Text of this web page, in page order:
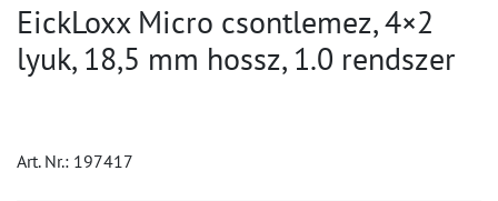
EickLoxx Micro csontlemez, 4×2
lyuk, 18,5 mm hossz, 1.0 rendszer
Art. Nr.: 197417